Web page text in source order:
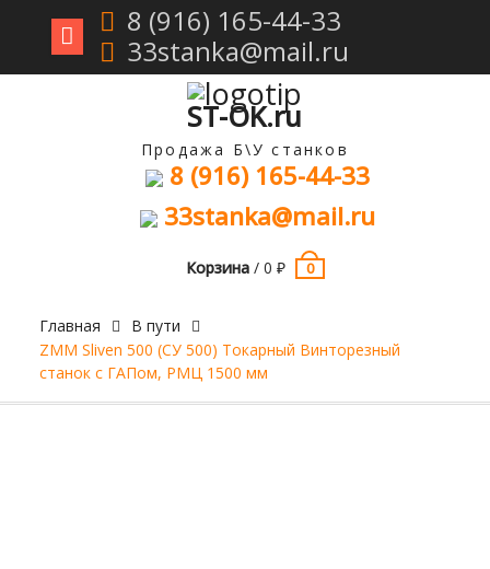
Перейти
8 (916) 165-44-33
33stanka@mail.ru
ST-OK.ru
Продажа Б\У станков
8 (916) 165-44-33
33stanka@mail.ru
Корзина/ 0 ₽ 0
Главная
В пути
ZMM Sliven 500 (СУ 500) Токарный Винторезный
станок с ГАПом, РМЦ 1500 мм